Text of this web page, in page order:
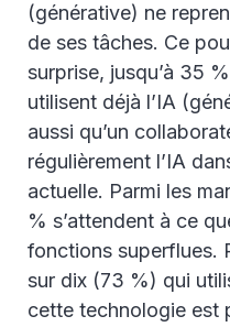
(générative) ne
de ses tâches. Ce
surprise, jusqu’à 35
utilisent déjà l’IA
aussi qu’un
régulièrement l’IA
actuelle. Parmi les
% s’attendent à ce
fonctions superflues.
sur dix (73 %) qui
cette technologie est